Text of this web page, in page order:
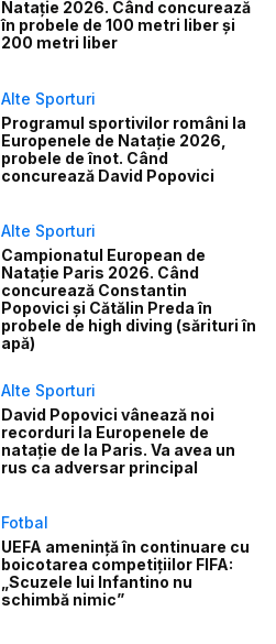
Natație 2026. Când concurează
în probele de 100 metri liber și
200 metri liber
Alte Sporturi
Programul sportivilor români la
Europenele de Natație 2026,
probele de înot. Când
concurează David Popovici
Alte Sporturi
Campionatul European de
Natație Paris 2026. Când
concurează Constantin
Popovici și Cătălin Preda în
probele de high diving (sărituri în
apă)
Alte Sporturi
David Popovici vânează noi
recorduri la Europenele de
natație de la Paris. Va avea un
rus ca adversar principal
Fotbal
UEFA amenință în continuare cu
boicotarea competițiilor FIFA:
„Scuzele lui Infantino nu
schimbă nimic”